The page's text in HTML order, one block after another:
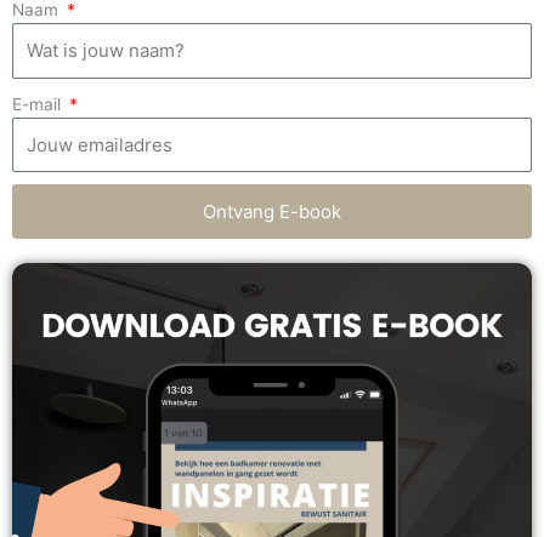
Naam
E-mail
Ontvang E-book